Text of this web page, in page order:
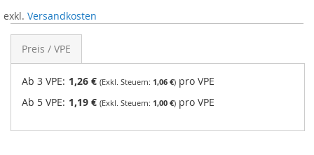
exkl. Versandkosten
Preis / VPE
Ab 3 VPE: 1,26 € 1,06 € pro VPE
Ab 5 VPE: 1,19 € 1,00 € pro VPE